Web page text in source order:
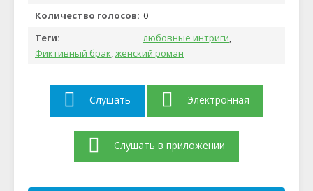
Количество голосов: 0
Теги:
любовные интриги,
Фиктивный брак,женский роман
Слушать Электронная
Слушать в приложении